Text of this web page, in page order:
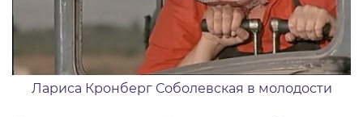
Лариса Кронберг Соболевская в молодости